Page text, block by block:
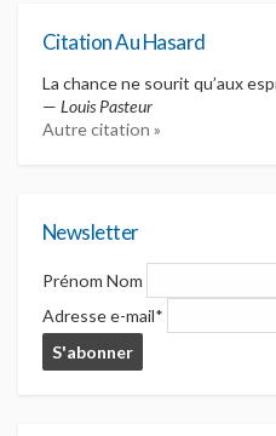
Citation Au Hasard
La chance ne sourit qu’aux
— Louis Pasteur
Autre citation »
Newsletter
Prénom Nom
Adresse e-mail*